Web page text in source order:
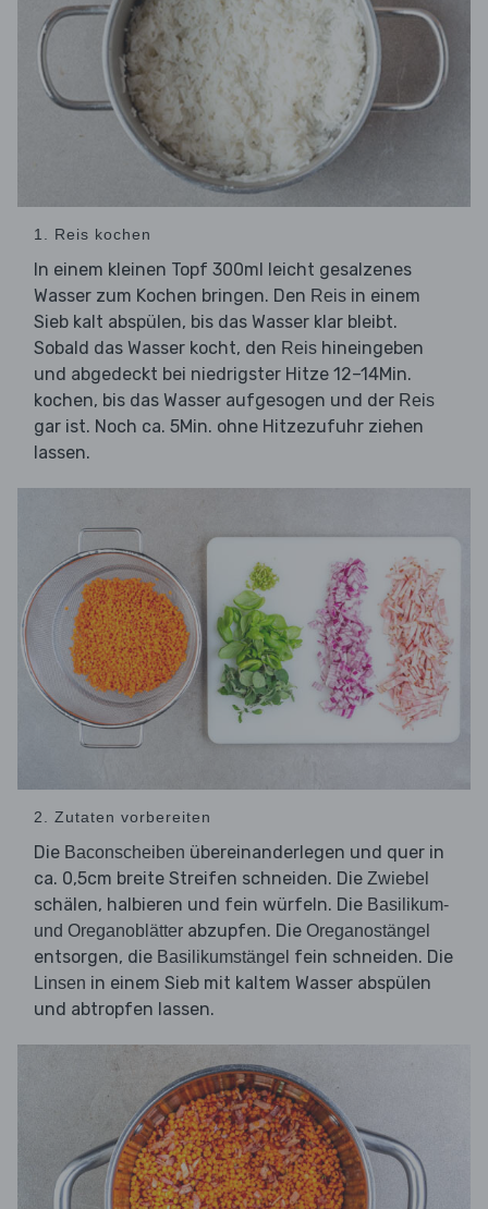
1. Reis kochen
In einem kleinen Topf 300ml leicht gesalzenes
Wasser zum Kochen bringen. Den Reis in einem
Sieb kalt abspülen, bis das Wasser klar bleibt.
Sobald das Wasser kocht, den Reis hineingeben
und abgedeckt bei niedrigster Hitze 12–14Min.
kochen, bis das Wasser aufgesogen und der Reis
gar ist. Noch ca. 5Min. ohne Hitzezufuhr ziehen
lassen.
2. Zutaten vorbereiten
Die Baconscheiben übereinanderlegen und quer in
ca. 0,5cm breite Streifen schneiden. Die Zwiebel
schälen, halbieren und fein würfeln. Die Basilikum-
und Oreganoblätter abzupfen. Die Oreganostängel
entsorgen, die Basilikumstängel fein schneiden. Die
Linsen in einem Sieb mit kaltem Wasser abspülen
und abtropfen lassen.